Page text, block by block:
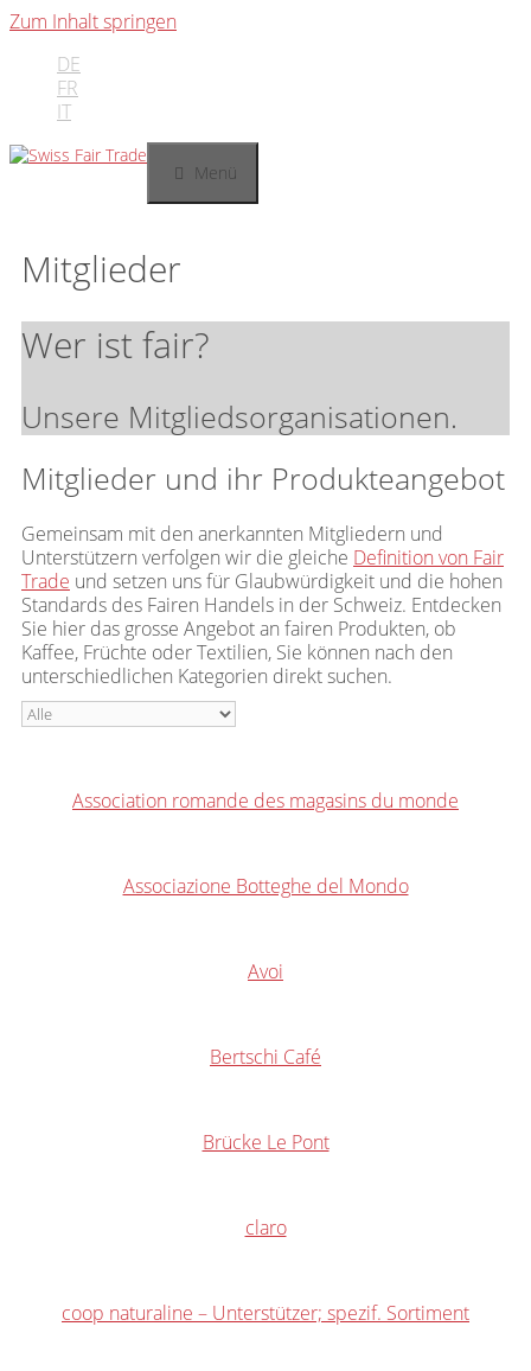
Zum Inhalt springen
DE
FR
IT
Menü
Mitglieder
Wer ist fair?
Unsere Mitgliedsorganisationen.
Mitglieder und ihr Produkteangebot
Gemeinsam mit den anerkannten Mitgliedern und
Unterstützern verfolgen wir die gleiche Definition von Fair
Trade und setzen uns für Glaubwürdigkeit und die hohen
Standards des Fairen Handels in der Schweiz. Entdecken
Sie hier das grosse Angebot an fairen Produkten, ob
Kaffee, Früchte oder Textilien, Sie können nach den
unterschiedlichen Kategorien direkt suchen.
Association romande des magasins du monde
Associazione Botteghe del Mondo
Avoi
Bertschi Café
Brücke Le Pont
claro
coop naturaline – Unterstützer; spezif. Sortiment